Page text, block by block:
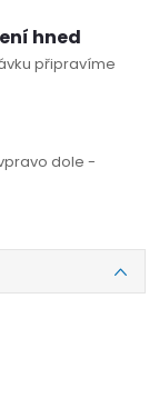
hned
připravíme
dole -